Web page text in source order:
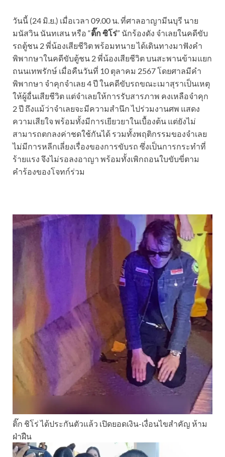
วันนี้ (24 มิ.ย.) เมื่อเวลา 09.00 น. ที่ศาลอาญามีนบุรี นาย
มนัสวิน นันทเสน หรือ “ติ๊ก ซิโร่” นักร้องดัง จำเลยในคดีขับ
รถตู้ชน 2 พี่น้องเสียชีวิต พร้อมทนาย ได้เดินทางมาฟังคำ
พิพากษาในคดีขับตู้ชน 2 พี่น้องเสียชีวิต บนสะพานข้ามแยก
ถนนเทพรักษ์ เมื่อคืนวันที่ 10 ตุลาคม 2567 โดยศาลมีคำ
พิพากษา จำคุกจำเลย 4 ปี ในคดีขับรถขณะเมาสุราเป็นเหตุ
ให้ผู้อื่นเสียชีวิต แต่จำเลยให้การรับสารภาพ คงเหลือจำคุก
2 ปี ถึงแม้ว่าจำเลยจะมีความสำนึก ไปร่วมงานศพ แสดง
ความเสียใจ พร้อมทั้งมีการเยียวยาในเบื้องต้น แต่ยังไม่
สามารถตกลงค่าชดใช้กันได้ รวมทั้งพฤติกรรมของจำเลย
ไม่มีการหลีกเลี่ยงเรื่องของการขับรถ ซึ่งเป็นการกระทำที่
ร้ายแรง จึงไม่รอลงอาญา พร้อมทั้งเพิกถอนใบขับขี่ตาม
คำร้องของโจทก์ร่วม
ติ๊ก ชิโร่ ได้ประกันตัวแล้ว เปิดยอดเงิน-เงื่อนไขสำคัญ ห้าม
ฝ่าฝืน